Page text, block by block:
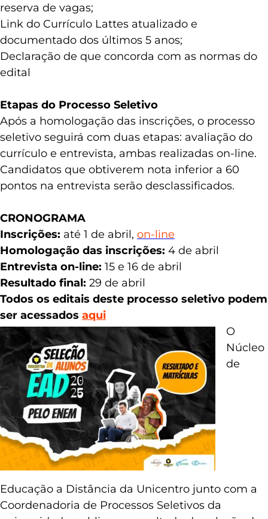
reserva de vagas;
Link do Currículo Lattes atualizado e
documentado dos últimos 5 anos;
Declaração de que concorda com as normas do
edital
Etapas do Processo Seletivo
Após a homologação das inscrições, o processo
seletivo seguirá com duas etapas: avaliação do
currículo e entrevista, ambas realizadas on-line.
Candidatos que obtiverem nota inferior a 60
pontos na entrevista serão desclassificados.
CRONOGRAMA
Inscrições: até 1 de abril, on-line
Homologação das inscrições: 4 de abril
Entrevista on-line: 15 e 16 de abril
Resultado final: 29 de abril
Todos os editais deste processo seletivo podem
ser acessados aqui
O
Núcleo
de
Educação a Distância da Unicentro junto com a
Coordenadoria de Processos Seletivos da